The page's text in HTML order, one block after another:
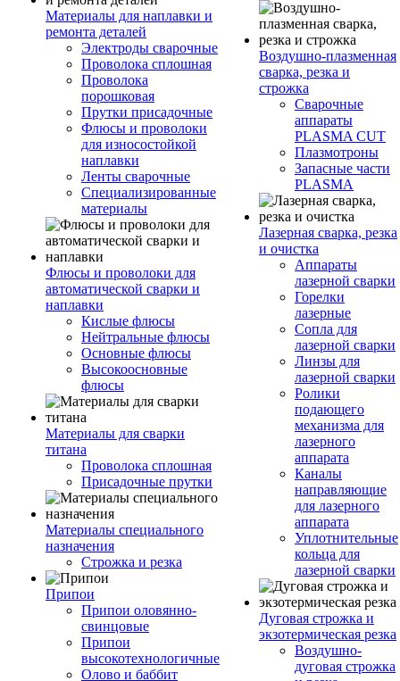
Материалы для наплавки и
ремонта деталей
Электроды сварочные
Проволока сплошная
Проволока
порошковая
Прутки присадочные
Флюсы и проволоки
для износостойкой
наплавки
Ленты сварочные
Специализированные
материалы
Флюсы и проволоки для
автоматической сварки и
наплавки
Кислые флюсы
Нейтральные флюсы
Основные флюсы
Высокоосновные
флюсы
Материалы для сварки
титана
Проволока сплошная
Присадочные прутки
Материалы специального
назначения
Строжка и резка
Припои
Припои оловянно-
свинцовые
Припои
высокотехнологичные
Олово и баббит
Воздушно-плазменная
сварка, резка и
строжка
Сварочные
аппараты
PLASMA CUT
Плазмотроны
Запасные части
PLASMA
Лазерная сварка, резка
и очистка
Аппараты
лазерной сварки
Горелки
лазерные
Сопла для
лазерной сварки
Линзы для
лазерной сварки
Ролики
подающего
механизма для
лазерного
аппарата
Каналы
направляющие
для лазерного
аппарата
Уплотнительные
кольца для
лазерной сварки
Дуговая строжка и
экзотермическая резка
Воздушно-
дуговая строжка